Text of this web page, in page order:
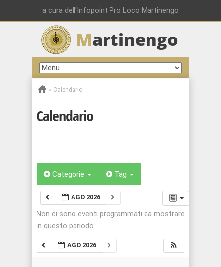
a cura dell'Infopoint Pro Loco Martinengo
Martinengo
» Calendario
Calendario
Categorie Tag
AGO 2026
Non ci sono eventi programmati da mostrare
in questo periodo
AGO 2026